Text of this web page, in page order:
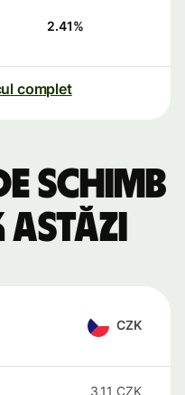
2.41%
complet
schimb
astăzi
CZK
3,11 CZK